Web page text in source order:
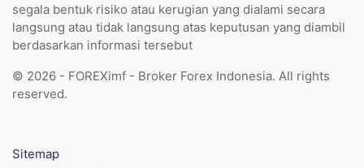
segala bentuk risiko atau kerugian yang dialami secara
langsung atau tidak langsung atas keputusan yang diambil
berdasarkan informasi tersebut
© 2026 - FOREXimf - Broker Forex Indonesia. All rights
reserved.
Sitemap